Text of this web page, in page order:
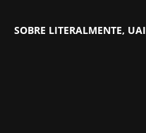
SOBRE LITERALMENTE, UAI